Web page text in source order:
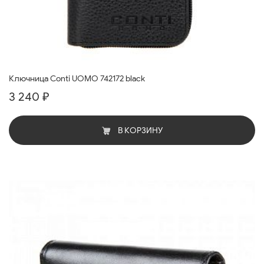
Ключница Conti UOMO 742172 black
3 240 ₽
В КОРЗИНУ